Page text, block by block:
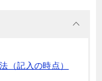
（記入の時点）